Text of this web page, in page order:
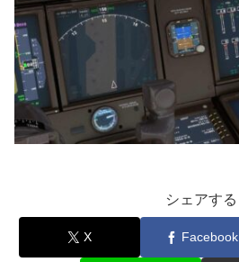
シェアする
X Facebook